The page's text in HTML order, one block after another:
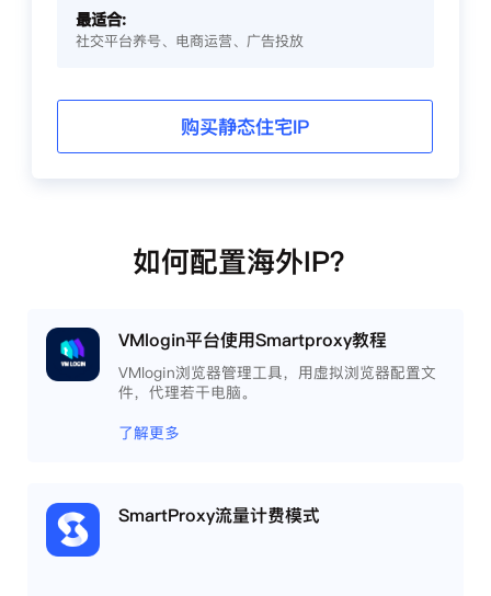
最适合:
社交平台养号、电商运营、广告投放
购买静态住宅IP
如何配置海外IP？
VMlogin平台使用Smartproxy教程
VMlogin浏览器管理工具，用虚拟浏览器配置文
件，代理若干电脑。
了解更多
SmartProxy流量计费模式